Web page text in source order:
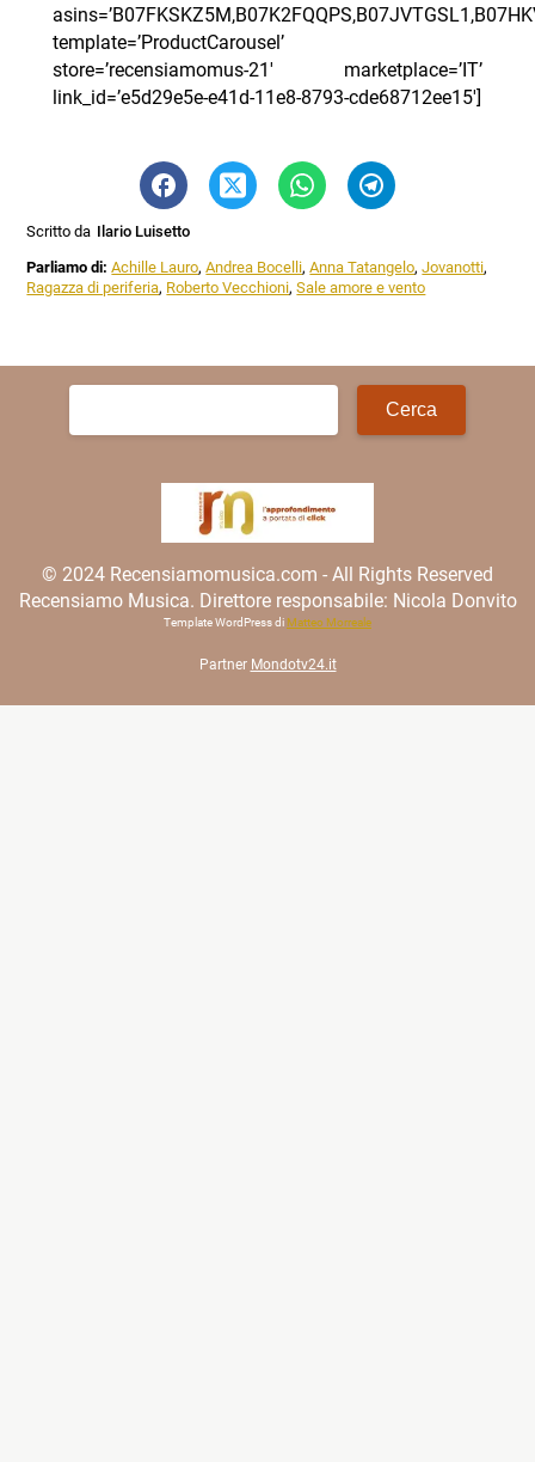
template=’ProductCarousel’
store=’recensiamomus-21′ marketplace=’IT’
link_id=’e5d29e5e-e41d-11e8-8793-cde68712ee15′]
Scritto da Ilario Luisetto
Parliamo di:Achille Lauro,Andrea Bocelli,Anna Tatangelo,Jovanotti,
Ragazza di periferia, Roberto Vecchioni,Sale amore e vento
© 2024 Recensiamomusica.com - All Rights Reserved
Recensiamo Musica. Direttore responsabile: Nicola Donvito
Template WordPress di Matteo Morreale
Partner Mondotv24.it